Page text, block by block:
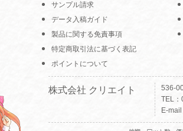
サンプル請求
データ入稿ガイド
製品に関する免責事項
特定商取引法に基づく表記
ポイントについて
株式会社 クリエイト
536-
TEL
E-